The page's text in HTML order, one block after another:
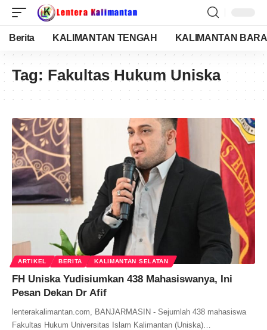
Berita KALIMANTAN TENGAH KALIMANTAN
Tag: Fakultas Hukum Uniska
ARTIKEL BERITA KALIMANTAN SELATAN
FH Uniska Yudisiumkan 438 Mahasiswanya, Ini
Pesan Dekan Dr Afif
lenterakalimantan.com, BANJARMASIN - Sejumlah 438 mahasiswa
Fakultas Hukum Universitas Islam Kalimantan (Uniska)…